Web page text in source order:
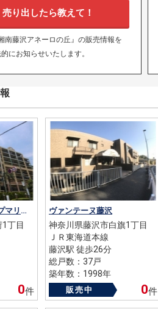
売り出したら教えて！
南藤沢アネーロの丘』の販売情報を
にお知らせいたします。
ココタウンヒルトップマリーナ
丁目
0件
ヴァンテーヌ藤沢
神奈川県藤沢市白旗1丁目
ＪＲ東海道本線
藤沢駅 徒歩26分
総戸数：37戸
築年数：1998年
販売中 0件